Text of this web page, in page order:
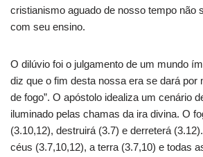
cristianismo aguado de nosso tempo não
com seu ensino.
O dilúvio foi o julgamento de um mundo
diz que o fim desta nossa era se dará por
de fogo”. O apóstolo idealiza um cenário
iluminado pelas chamas da ira divina. O
(3.10,12), destruirá (3.7) e derreterá
céus (3.7,10,12), a terra (3.7,10) e todas